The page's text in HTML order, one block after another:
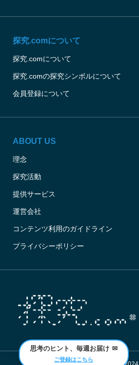
思考のヒント、毎週お届け ✉
ご登録はこちら
探究.comについて
探究.comについて
探究.comの探究シンボルについて
会員登録について
ABOUT US
理念
探究活動
提供サービス
運営会社
コンテンツ利用のガイドライン
プライバシーポリシー